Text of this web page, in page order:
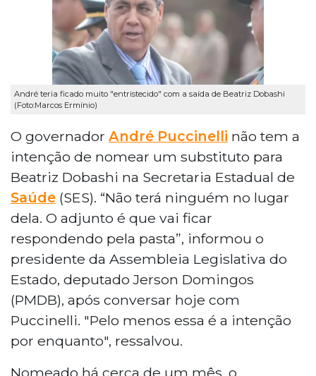
André teria ficado muito "entristecido" com a saída de Beatriz Dobashi
(Foto:Marcos Ermínio)
O governador André Puccinelli não tem a
intenção de nomear um substituto para
Beatriz Dobashi na Secretaria Estadual de
Saúde (SES). “Não terá ninguém no lugar
dela. O adjunto é que vai ficar
respondendo pela pasta”, informou o
presidente da Assembleia Legislativa do
Estado, deputado Jerson Domingos
(PMDB), após conversar hoje com
Puccinelli. "Pelo menos essa é a intenção
por enquanto", ressalvou.
Nomeado há cerca de um mês, o